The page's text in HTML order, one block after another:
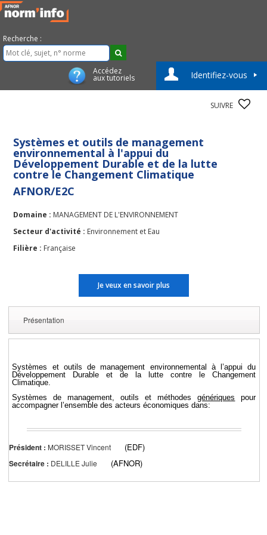
Recherche :
Accédez
aux tutoriels Identifiez-vous
SUIVRE
Systèmes et outils de management
environnemental à l'appui du
Développement Durable et de la lutte
contre le Changement Climatique
AFNOR/E2C
Domaine : MANAGEMENT DE L'ENVIRONNEMENT
Secteur d'activité : Environnement et Eau
Filière : Française
Je veux en savoir plus
Présentation
Systèmes et outils de management environnemental à l’appui du
Développement Durable et de la lutte contre le Changement
Climatique.
Systèmes de management, outils et méthodesgénériques pour
accompagner l’ensemble des acteurs économiques dans:
Président : MORISSET Vincent (EDF)
Secrétaire : DELILLE Julie (AFNOR)